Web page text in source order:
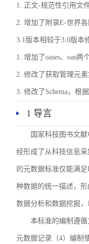
唯一标识符规则
母代码（GB/T 2659-
代码（GB/T 4880.1-2005
1. 正文-规范性引用文
2. 增加了附录E-世界
3.1版本相较于3.0版本
1. 增加了oases、oas
2. 修改了获取管理元
3. 修改了Schema，根
1 导言
国家科技图书文
经形成了从科技信息
的元数据标准仅能满
种数据的统一描述，
数据分析和数据挖掘
本标准的编制遵
元数据记录（4）编制